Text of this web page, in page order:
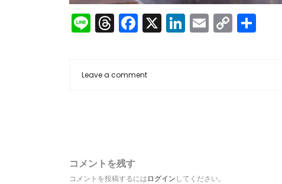
LineThreads
Facebook
X LinkedIn
Email
Copy
Link
Leave a comment
コメントを残す
コメントを投稿するにはログインしてください。